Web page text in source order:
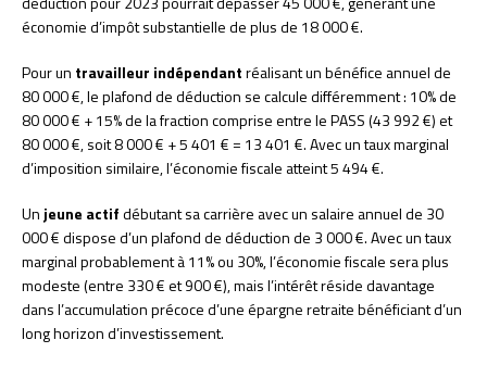
économie d’impôt substantielle de plus de 18 000 €.
Pour un travailleur indépendantréalisant un bénéfice annuel de
80 000 €, le plafond de déduction se calcule différemment : 10% de
80 000 € + 15% de la fraction comprise entre le PASS (43 992 €) et
80 000 €, soit 8 000 € + 5 401 € = 13 401 €. Avec un taux marginal
d’imposition similaire, l’économie fiscale atteint 5 494 €.
Un jeune actifdébutant sa carrière avec un salaire annuel de 30
000 € dispose d’un plafond de déduction de 3 000 €. Avec un taux
marginal probablement à 11% ou 30%, l’économie fiscale sera plus
modeste (entre 330 € et 900 €), mais l’intérêt réside davantage
dans l’accumulation précoce d’une épargne retraite bénéficiant d’un
long horizon d’investissement.